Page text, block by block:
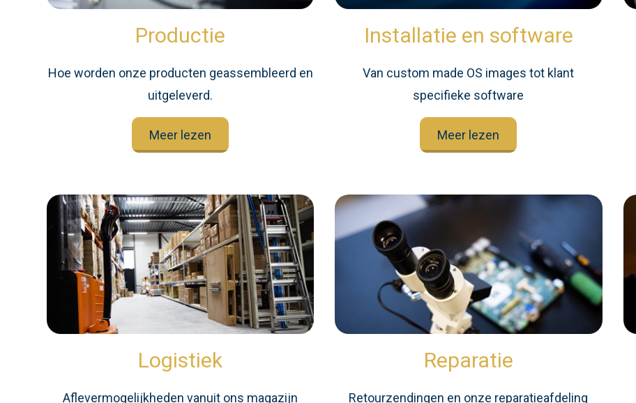
Productie
Hoe worden onze producten geassembleerd en
uitgeleverd.
Meer lezen
Installatie en software
Van custom made OS images tot klant
specifieke software
Meer lezen
Logistiek
Aflevermogelijkheden vanuit ons magazijn
Reparatie
Retourzendingen en onze reparatieafdeling